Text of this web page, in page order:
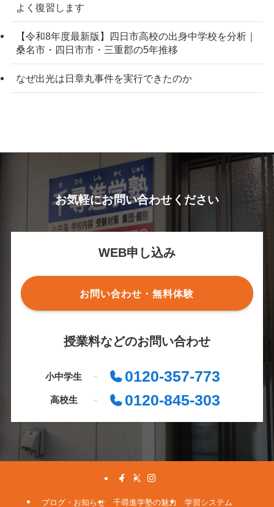
よく復習します
【令和8年度最新版】四日市高校の出身中学校を分析｜
桑名市・四日市市・三重郡の5年推移
なぜ出光は日章丸事件を実行できたのか
お気軽にお問い合わせください
WEB申し込み
お問い合わせ・無料体験
授業料などのお問い合わせ
小中学生 0120-357-773
高校生 0120-845-303
ブログ・お知らせ 千尋進学塾の魅力 学習システム